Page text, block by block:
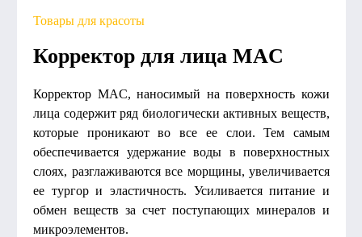
Товары для красоты
Корректор для лица MAC
Корректор MAC, наносимый на поверхность кожи
лица содержит ряд биологически активных веществ,
которые проникают во все ее слои. Тем самым
обеспечивается удержание воды в поверхностных
слоях, разглаживаются все морщины, увеличивается
ее тургор и эластичность. Усиливается питание и
обмен веществ за счет поступающих минералов и
микроэлементов.